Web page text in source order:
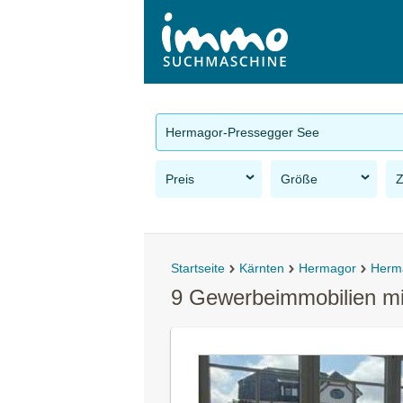
Hermagor-Pressegger See
Preis Größe
Startseite Kärnten Hermagor
9 Gewerbeimmobilien